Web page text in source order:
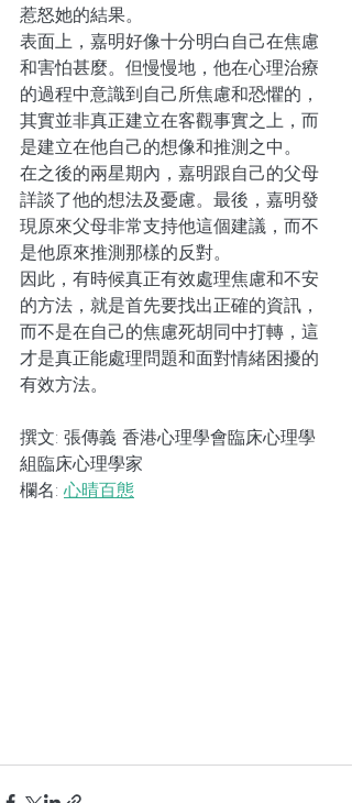
惹怒她的結果。
表面上，嘉明好像十分明白自己在焦慮
和害怕甚麼。但慢慢地，他在心理治療
的過程中意識到自己所焦慮和恐懼的，
其實並非真正建立在客觀事實之上，而
是建立在他自己的想像和推測之中。
在之後的兩星期內，嘉明跟自己的父母
詳談了他的想法及憂慮。最後，嘉明發
現原來父母非常支持他這個建議，而不
是他原來推測那樣的反對。
因此，有時候真正有效處理焦慮和不安
的方法，就是首先要找出正確的資訊，
而不是在自己的焦慮死胡同中打轉，這
才是真正能處理問題和面對情緒困擾的
有效方法。
撰文: 張傳義 香港心理學會臨床心理學
組臨床心理學家
欄名: 心晴百態